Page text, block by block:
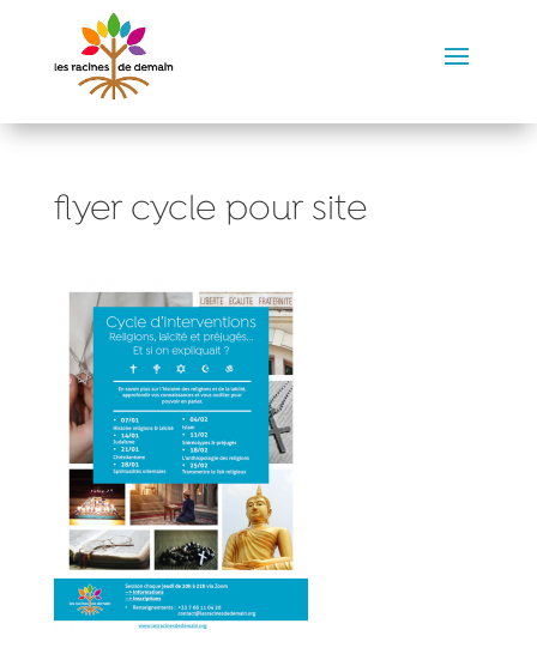
flyer cycle pour site